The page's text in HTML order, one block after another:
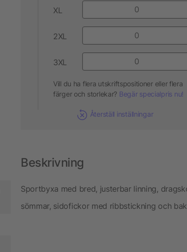
XL
2XL
3XL
Vill du ha flera utskriftspositioner eller flera
färger och storlekar? Begär specialpris nu!
Återställ inställningar
Beskrivning
Sportbyxa med bred, justerbar linning,
sömmar, sidofickor med ribbstickning och